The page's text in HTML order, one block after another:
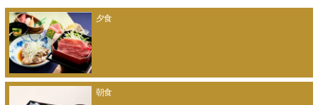
夕食
朝食